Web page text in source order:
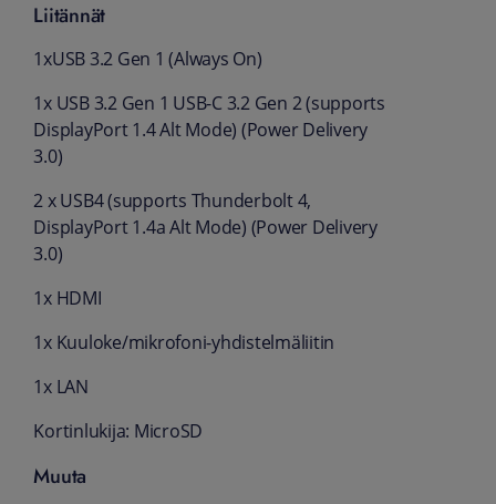
Liitännät
1xUSB 3.2 Gen 1 (Always On)
1x USB 3.2 Gen 1 USB-C 3.2 Gen 2 (supports
DisplayPort 1.4 Alt Mode) (Power Delivery
3.0)
2 x USB4 (supports Thunderbolt 4,
DisplayPort 1.4a Alt Mode) (Power Delivery
3.0)
1x HDMI
1x Kuuloke/mikrofoni-yhdistelmäliitin
1x LAN
Kortinlukija: MicroSD
Muuta